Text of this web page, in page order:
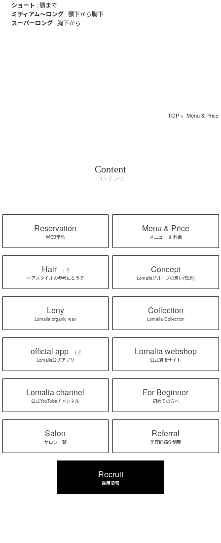
ショート : 顎まで
ミディアム～ロング: 顎下から胸下
スーパーロング: 胸下から
TOP > Menu & Price
Content
コンテンツ
Reservation
WEB予約
Menu & Price
メニュー & 料金
Hair
ヘアスタイルの参考にどうぞ
Concept
Lomaliaグループの想い(理念)
Leny
Lomalia organic wax
Collection
Lomalia Collection
official app
Lomalia公式アプリ
Lomalia webshop
公式通販サイト
Lomalia channel
公式YouTubeチャンネル
For Beginner
初めての方へ
Salon
サロン一覧
Referral
美容師紹介制度
Recruit
採用情報